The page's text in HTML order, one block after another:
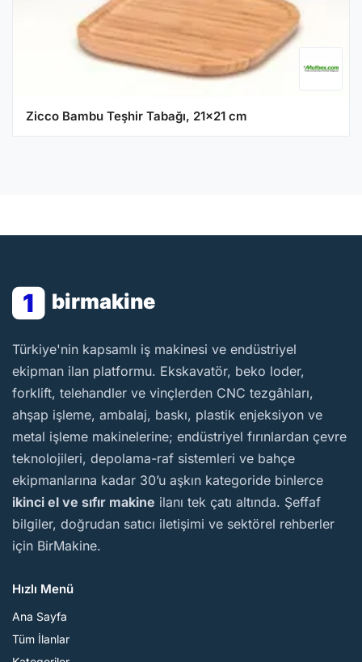
Zicco Bambu Teşhir Tabağı, 21x21 cm
1 birmakine
BirMakine
Türkiye'nin kapsamlı iş makinesi ve endüstriyel
ekipman ilan platformu. Ekskavatör, beko loder,
forklift, telehandler ve vinçlerden CNC tezgâhları,
ahşap işleme, ambalaj, baskı, plastik enjeksiyon ve
metal işleme makinelerine; endüstriyel fırınlardan çevre
teknolojileri, depolama-raf sistemleri ve bahçe
ekipmanlarına kadar 30’u aşkın kategoride binlerce
ikinci el ve sıfır makine ilanı tek çatı altında. Şeffaf
bilgiler, doğrudan satıcı iletişimi ve sektörel rehberler
için BirMakine.
Hızlı Menü
Ana Sayfa
Tüm İlanlar